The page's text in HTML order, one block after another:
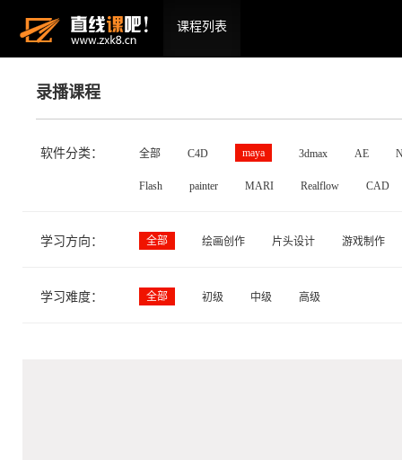
课程列表
录播课程
软件分类： 全部 C4D maya 3dmax AE
Flash painter MARI Realflow CAD
学习方向： 全部 绘画创作 片头设计 游戏制作
学习难度： 全部 初级 中级 高级